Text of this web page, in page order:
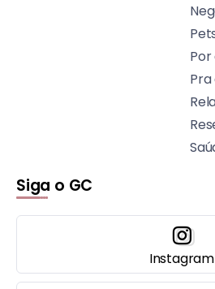
Siga o GC
Instagram